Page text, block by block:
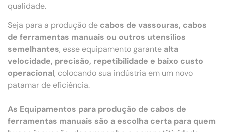
qualidade.
Seja para a produção de cabos de vassouras, cabos
de ferramentas manuais ou outros utensílios
semelhantes, esse equipamento garante alta
velocidade, precisão, repetibilidade e baixo custo
operacional, colocando sua indústria em um novo
patamar de eficiência.
As Equipamentos para produção de cabos de
ferramentas manuais são a escolha certa para quem